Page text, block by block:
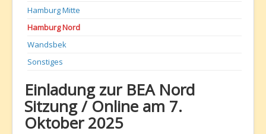
Hamburg Mitte
Hamburg Nord
Wandsbek
Sonstiges
Einladung zur BEA Nord
Sitzung / Online am 7.
Oktober 2025